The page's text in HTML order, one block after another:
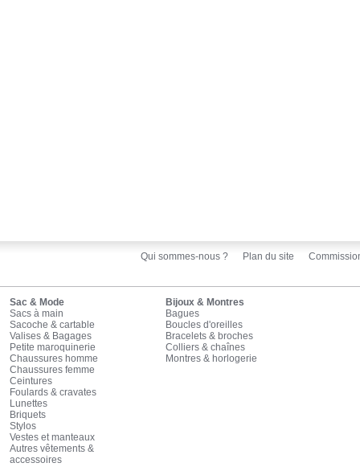
Qui sommes-nous ? Plan du site
Sac & Mode
Sacs à main
Sacoche & cartable
Valises & Bagages
Petite maroquinerie
Chaussures homme
Chaussures femme
Ceintures
Foulards & cravates
Lunettes
Briquets
Stylos
Vestes et manteaux
Autres vêtements &
accessoires
Bijoux & Montres
Bagues
Boucles d'oreilles
Bracelets & broches
Colliers & chaînes
Montres & horlogerie